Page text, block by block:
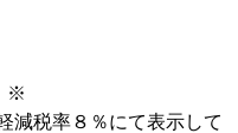
※
減税率８％にて表示して